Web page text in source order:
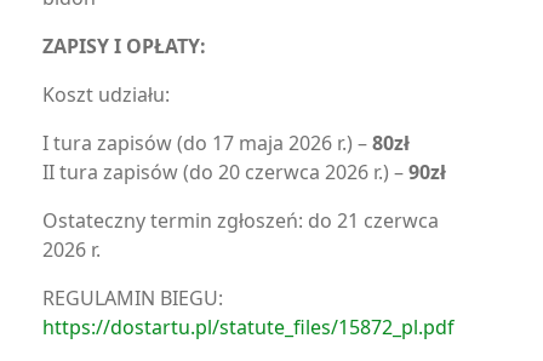
ZAPISY I OPŁATY:
Koszt udziału:
I tura zapisów (do 17 maja 2026 r.) –80zł
II tura zapisów (do 20 czerwca 2026 r.) –90zł
Ostateczny termin zgłoszeń: do 21 czerwca
2026 r.
REGULAMIN BIEGU:
https://dostartu.pl/statute_files/15872_pl.pdf